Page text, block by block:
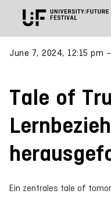
June 7, 2024, 12:15 pm
Tale of
Ein zentrales tale of